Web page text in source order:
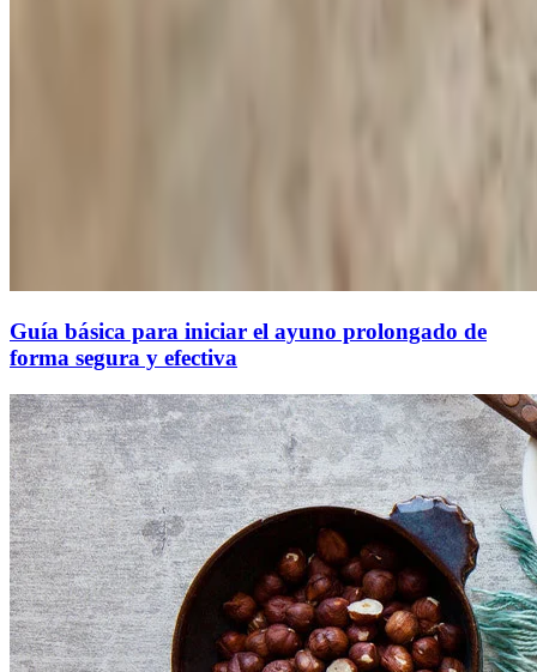
Guía básica para iniciar el ayuno prolongado de
forma segura y efectiva